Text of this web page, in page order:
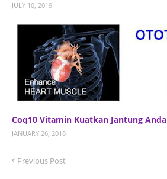
JULY 10, 2019
Coq10 Vitamin Kuatkan Jantung Anda
JANUARY 26, 2018
Previous Post